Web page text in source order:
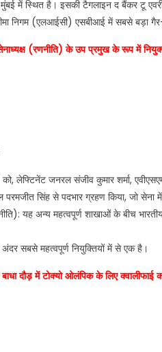
में स्थित है। इसकी टैगलाइन द बैंकर टू
निगम (एलआईसी) एसबीआई में सबसे बड़ा
(रणनीति) के उप प्रमुख के रूप में
लेफ्टिनेंट जनरल संजीव कुमार शर्मा,
सिंह से पदभार ग्रहण किया, जो सेना
यह अन्य महत्वपूर्ण शाखाओं के बीच
सबसे महत्वपूर्ण नियुक्तियों में से एक है।
दौड़ में टोक्यो ओलंपिक के लिए क्वालीफाई